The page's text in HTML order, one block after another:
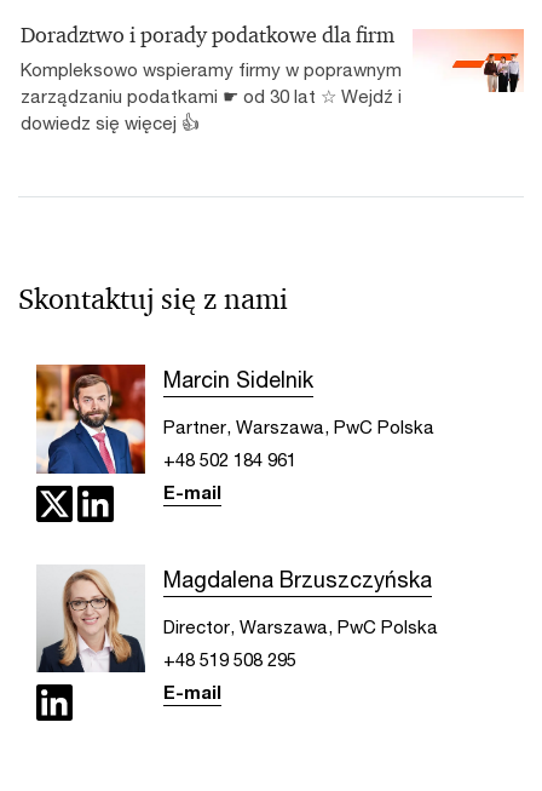
Doradztwo i porady podatkowe dla firm
Kompleksowo wspieramy firmy w poprawnym
zarządzaniu podatkami ☛ od 30 lat ☆ Wejdź i
dowiedz się więcej 👍
Skontaktuj się z nami
Marcin Sidelnik
Partner, Warszawa, PwC Polska
+48 502 184 961
E-mail
Magdalena Brzuszczyńska
Director, Warszawa, PwC Polska
+48 519 508 295
E-mail